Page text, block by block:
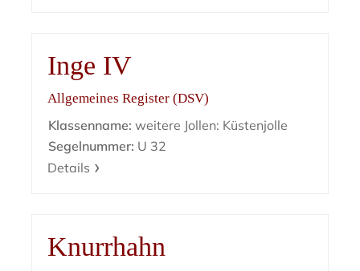
Inge IV
Allgemeines Register (DSV)
Klassenname: weitere Jollen: Küstenjolle
Segelnummer: U 32
Details
Knurrhahn